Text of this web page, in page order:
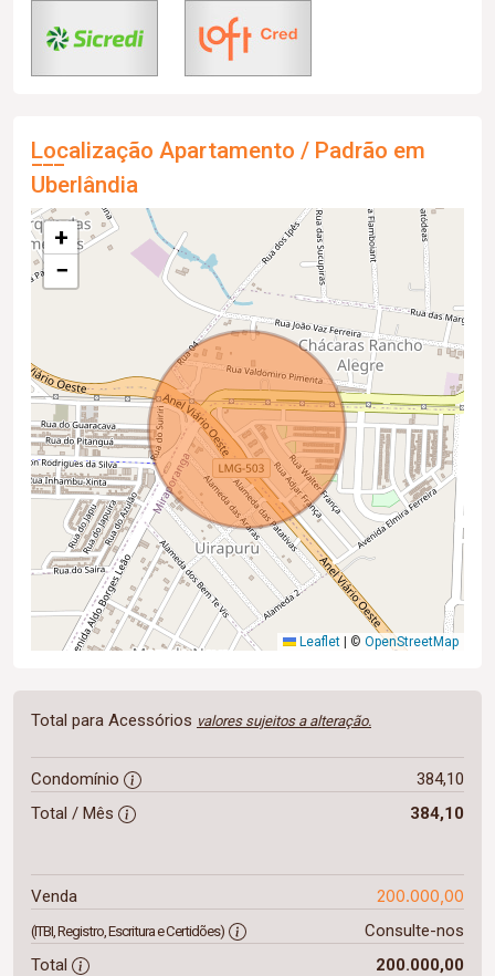
Localização Apartamento / Padrão em
Uberlândia
+
−
Leaflet | © OpenStreetMap
Total para Acessórios valores sujeitos a alteração.
Condomínio
384,10
Total / Mês
384,10
Venda 200.000,00
(ITBI, Registro, Escritura e Certidões)
Consulte-nos
Total
200.000,00